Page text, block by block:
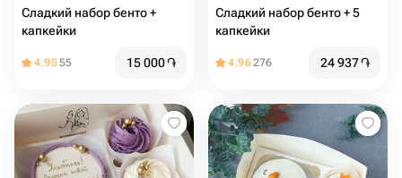
Сладкий набор бенто +
капкейки
4.9555 15 000֏
Сладкий набор бенто + 5
капкейки
4.96276 24 937֏